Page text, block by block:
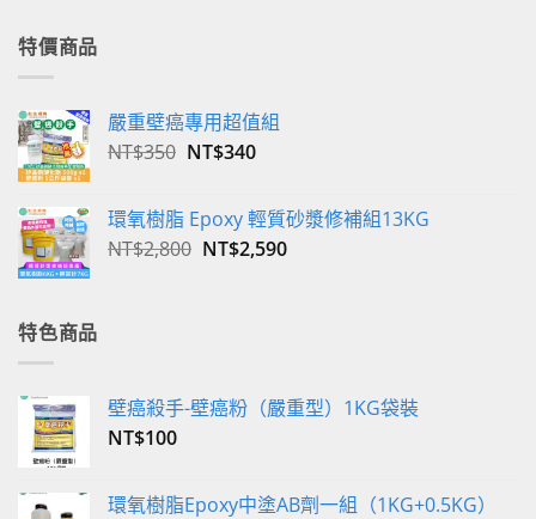
特價商品
嚴重壁癌專用超值組
NT$350 原
格：
NT$350。
NT$340目
格：
NT$340。
環氧樹脂 Epoxy 輕質砂漿修補組13KG
NT$2,800 原
NT$2,590目
特色商品
壁癌殺手-壁癌粉（嚴重型）1KG袋裝
NT$100
環氧樹脂Epoxy中塗AB劑一組（1KG+0.5KG）